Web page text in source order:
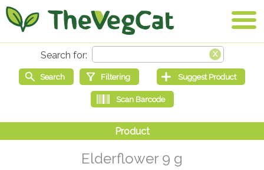
Elderflower 9 g